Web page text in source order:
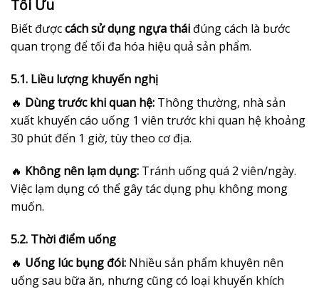
Tối Ưu
Biết đượccách sử dụng ngựa thái đúng cách là bước
quan trọng để tối đa hóa hiệu quả sản phẩm.
5.1. Liều lượng khuyến nghị
🔥 Dùng trước khi quan hệ: Thông thường, nhà sản
xuất khuyến cáo uống 1 viên trước khi quan hệ khoảng
30 phút đến 1 giờ, tùy theo cơ địa.
🔥 Không nên lạm dụng: Tránh uống quá 2 viên/ngày.
Việc lạm dụng có thể gây tác dụng phụ không mong
muốn.
5.2. Thời điểm uống
🔥 Uống lúc bụng đói: Nhiều sản phẩm khuyên nên
uống sau bữa ăn, nhưng cũng có loại khuyến khích